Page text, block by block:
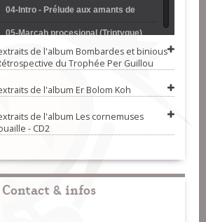
04-Intro - Prélude aux amants de
Pierre (Kristen Noguès)
05-Marcah procesional (Triptyque)
06-Slow air (Jacques Pellen et
Riou)
Nikolas)
09-Liou ar c'hreiz (Alain Genty)
de l'album Bombardes et binious
du Trophée Per Guillou
de l'album Er Bolom Koh
de l'album Les cornemuses
- CD2
Contact & infos